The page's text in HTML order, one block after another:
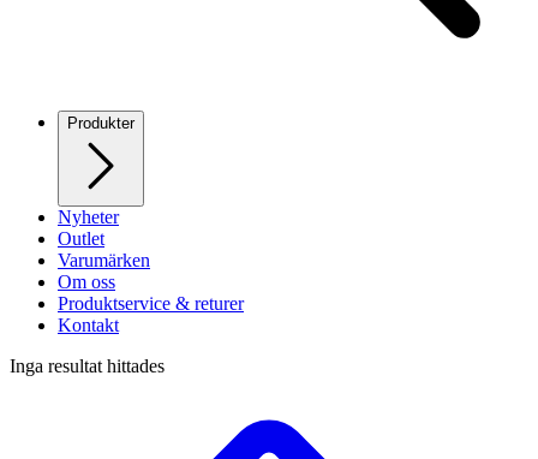
Produkter
Nyheter
Outlet
Varumärken
Om oss
Produktservice & returer
Kontakt
Inga resultat hittades